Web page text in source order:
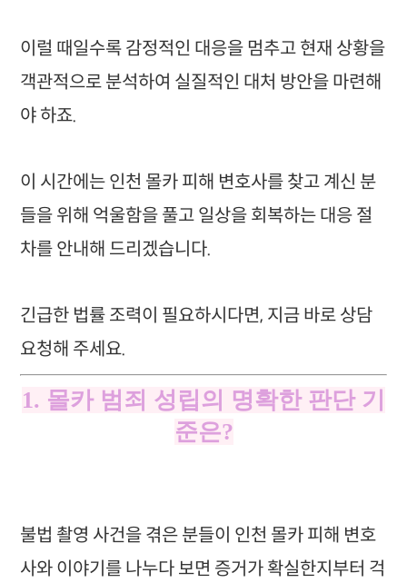
이럴 때일수록 감정적인 대응을 멈추고 현재 상황을
객관적으로 분석하여 실질적인 대처 방안을 마련해
야 하죠.
이 시간에는 인천 몰카 피해 변호사를 찾고 계신 분
들을 위해 억울함을 풀고 일상을 회복하는 대응 절
차를 안내해 드리겠습니다.
긴급한 법률 조력이 필요하시다면, 지금 바로 상담
요청해 주세요.
1. 몰카 범죄 성립의 명확한 판단 기
준은?
불법 촬영 사건을 겪은 분들이 인천 몰카 피해 변호
사와 이야기를 나누다 보면 증거가 확실한지부터 걱